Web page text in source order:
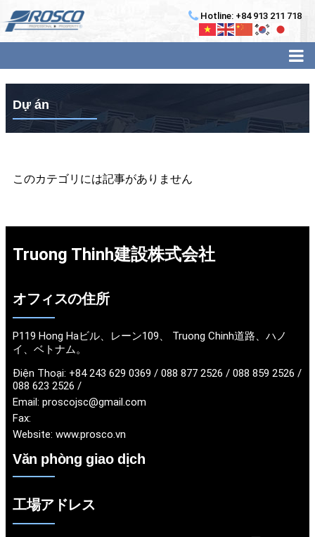
Hotline: +84 913 211 718
Dự án
このカテゴリには記事がありません
Truong Thinh建設株式会社
オフィスの住所
P119 Hong Haビル、レーン109、 Truong Chinh道路、ハノ
イ、ベトナム。
Điện Thoại: +84 243 629 0369 / 088 877 2526 / 088 859 2526 /
088 623 2526 /
Email: proscojsc@gmail.com
Fax:
Website: www.prosco.vn
Văn phòng giao dịch
工場アドレス